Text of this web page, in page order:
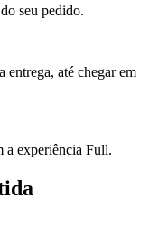
seu pedido.
até chegar em
a experiência Full.